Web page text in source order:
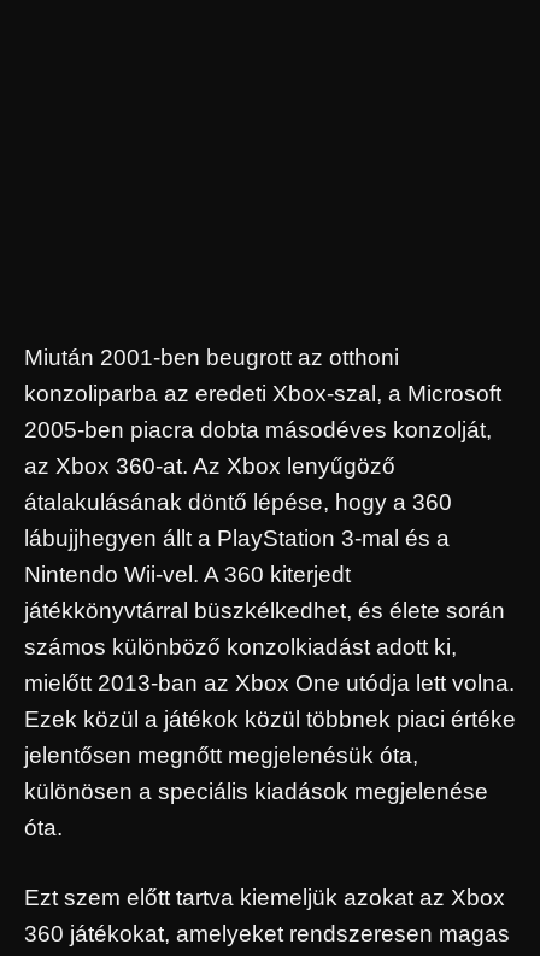
Miután 2001-ben beugrott az otthoni
konzoliparba az eredeti Xbox-szal, a Microsoft
2005-ben piacra dobta másodéves konzolját,
az Xbox 360-at. Az Xbox lenyűgöző
átalakulásának döntő lépése, hogy a 360
lábujjhegyen állt a PlayStation 3-mal és a
Nintendo Wii-vel. A 360 kiterjedt
játékkönyvtárral büszkélkedhet, és élete során
számos különböző konzolkiadást adott ki,
mielőtt 2013-ban az Xbox One utódja lett volna.
Ezek közül a játékok közül többnek piaci értéke
jelentősen megnőtt megjelenésük óta,
különösen a speciális kiadások megjelenése
óta.
Ezt szem előtt tartva kiemeljük azokat az Xbox
360 játékokat, amelyeket rendszeresen magas